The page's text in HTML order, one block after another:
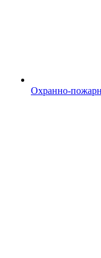
Охранно-